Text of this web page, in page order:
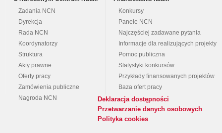
Zadania NCN
Dyrekcja
Rada NCN
Koordynatorzy
Struktura
Akty prawne
Oferty pracy
Zamówienia publiczne
Nagroda NCN
Konkursy
Panele NCN
Najczęściej zadawane pytania
Informacje dla realizujących projekty
Pomoc publiczna
Statystyki konkursów
Przykłady finansowanych projektów
Baza ofert pracy
Deklaracja dostępności
Przetwarzanie danych osobowych
Polityka cookies